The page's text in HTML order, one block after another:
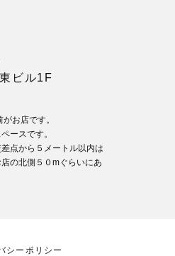
ビル1F
お店です。
ースです。
点から５メートル以内は
の北側５０mぐらいにあ
シーポリシー